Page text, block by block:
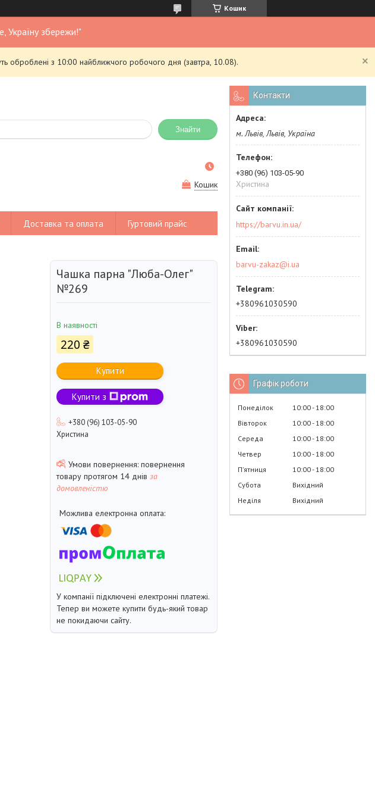
Кошик
Україну збережи!"
оброблені з 10:00 найближчого робочого дня (завтра, 10.08).
Знайти
Кошик
Доставка та оплата Гуртовий прайс
Чашка парна "Люба-Олег"
№269
В наявності
220 ₴
Купити
Купити з
+380 (96) 103-05-90
Христина
повернення
товару протягом 14 днів за
домовленістю
У компанії підключені електронні платежі.
Тепер ви можете купити будь-який товар
не покидаючи сайту.
Контакти
м. Львів, Львів, Україна
+380 (96) 103-05-90
Христина
https://barvu.in.ua/
barvu-zakaz@i.ua
+380961030590
+380961030590
Графік роботи
Понеділок 10:00 18:00
Вівторок
10:00 18:00
Середа
10:00 18:00
Четвер
10:00 18:00
Пʼятниця
10:00 18:00
Субота
Вихідний
Неділя
Вихідний